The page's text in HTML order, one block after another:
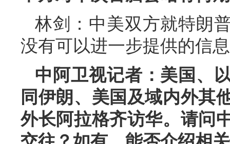
林剑：中美双方就特朗
没有可以进一步提供的信
中阿卫视记者：美国、
同伊朗、美国及域内外其
外长阿拉格齐访华。请问